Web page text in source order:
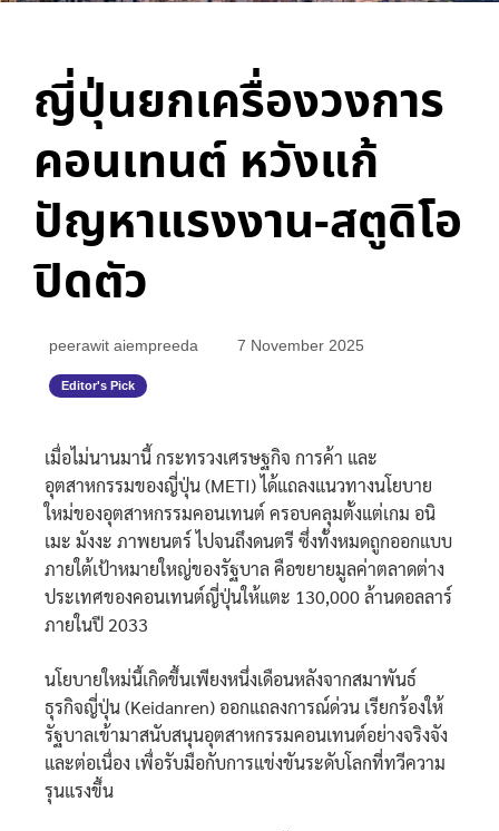
ญี่ปุ่นยกเครื่องวงการ
คอนเทนต์ หวังแก้
ปัญหาแรงงาน-สตูดิโอ
ปิดตัว
peerawit aiempreeda 7 November 2025
Editor's Pick
เมื่อไม่นานมานี้ กระทรวงเศรษฐกิจ การค้า และ
อุตสาหกรรมของญี่ปุ่น (METI) ได้แถลงแนวทางนโยบาย
ใหม่ของอุตสาหกรรมคอนเทนต์ ครอบคลุมตั้งแต่เกม อนิ
เมะ มังงะ ภาพยนตร์ ไปจนถึงดนตรี ซึ่งทั้งหมดถูกออกแบบ
ภายใต้เป้าหมายใหญ่ของรัฐบาล คือขยายมูลค่าตลาดต่าง
ประเทศของคอนเทนต์ญี่ปุ่นให้แตะ 130,000 ล้านดอลลาร์
ภายในปี 2033
นโยบายใหม่นี้เกิดขึ้นเพียงหนึ่งเดือนหลังจากสมาพันธ์
ธุรกิจญี่ปุ่น (Keidanren) ออกแถลงการณ์ด่วน เรียกร้องให้
รัฐบาลเข้ามาสนับสนุนอุตสาหกรรมคอนเทนต์อย่างจริงจัง
และต่อเนื่อง เพื่อรับมือกับการแข่งขันระดับโลกที่ทวีความ
รุนแรงขึ้น